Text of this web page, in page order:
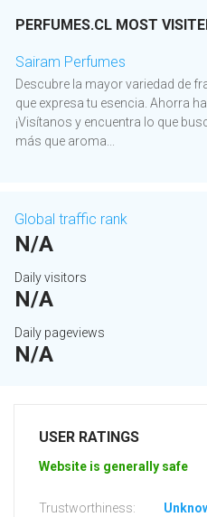
PERFUMES.CL MOST
Sairam Perfumes
Descubre la mayor variedad de
que expresa tu esencia. Ahorra
¡Visítanos y encuentra lo que
más que aroma...
Global traffic rank
N/A
Daily visitors
N/A
Daily pageviews
N/A
USER RATINGS
Website is generally safe
Trustworthiness: